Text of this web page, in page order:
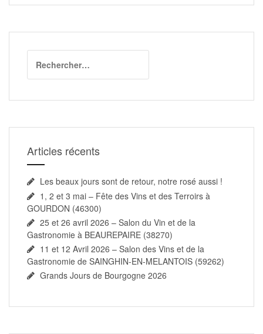
Articles récents
Les beaux jours sont de retour, notre rosé aussi !
1, 2 et 3 mai – Fête des Vins et des Terroirs à
GOURDON (46300)
25 et 26 avril 2026 – Salon du Vin et de la
Gastronomie à BEAUREPAIRE (38270)
11 et 12 Avril 2026 – Salon des Vins et de la
Gastronomie de SAINGHIN-EN-MELANTOIS (59262)
Grands Jours de Bourgogne 2026